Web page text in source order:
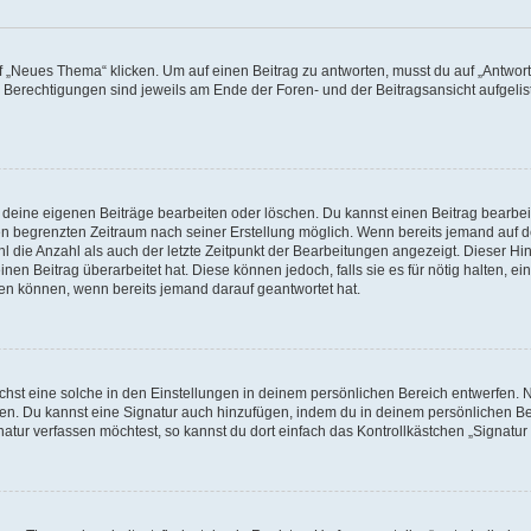
Thema“ klicken. Um auf einen Beitrag zu antworten, musst du auf
sind jeweils am Ende der Foren- und der Beitragsansicht
eigenen Beiträge bearbeiten oder löschen. Du kannst einen Beitrag
begrenzten Zeitraum nach seiner Erstellung möglich. Wenn bereits jemand auf
die Anzahl als auch der letzte Zeitpunkt der Bearbeitungen angezeigt. Dieser
Beitrag überarbeitet hat. Diese können jedoch, falls sie es für nötig halten,
können, wenn bereits jemand darauf geantwortet hat.
eine solche in den Einstellungen in deinem persönlichen Bereich entwerfen.
Du kannst eine Signatur auch hinzufügen, indem du in deinem persönlichen
verfassen möchtest, so kannst du dort einfach das Kontrollkästchen